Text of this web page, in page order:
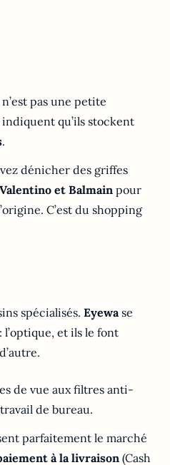
n’est pas une petite
qu’ils stockent
.
dénicher des griffes
Valentino et Balmain pour
C’est du shopping
spécialisés.Eyewase
et ils le font
de vue aux filtres anti-
de bureau.
parfaitement le marché
à la livraison(Cash